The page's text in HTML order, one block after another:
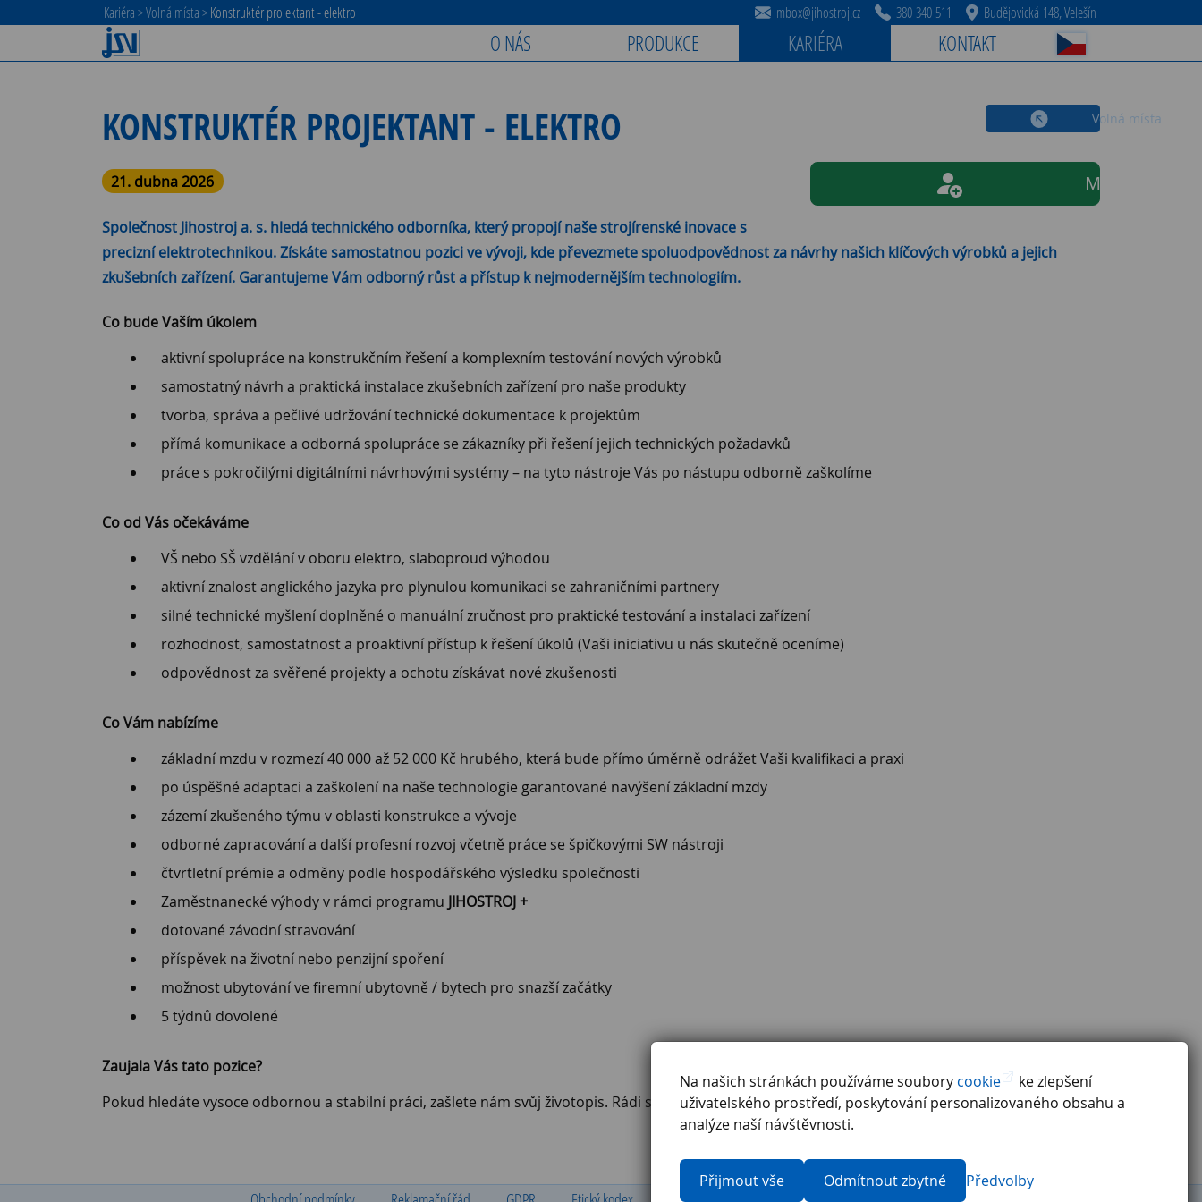
Na našich stránkách používáme soubory cookie
ke zlepšení
uživatelského prostředí, poskytování personalizovaného obsahu a
analýze naší návštěvnosti.
Přijmout vše Odmítnout zbytné Předvolby
Kariéra >Volná místa >Konstruktér projektant - elektro mbox@jihostroj.cz 380 340 511 Budějovická 148, Velešín
O NÁS PRODUKCE KARIÉRA KONTAKT
Volná místa
KONSTRUKTÉR PROJEKTANT - ELEKTRO
Mám zájem
21. dubna 2026
Společnost Jihostroj a. s. hledá technického odborníka, který propojí naše strojírenské inovace s
precizní elektrotechnikou. Získáte samostatnou pozici ve vývoji, kde převezmete spoluodpovědnost za návrhy našich klíčových výrobků a jejich
zkušebních zařízení. Garantujeme Vám odborný růst a přístup k nejmodernějším technologiím.
Co bude Vaším úkolem
aktivní spolupráce na konstrukčním řešení a komplexním testování nových výrobků
samostatný návrh a praktická instalace zkušebních zařízení pro naše produkty
tvorba, správa a pečlivé udržování technické dokumentace k projektům
přímá komunikace a odborná spolupráce se zákazníky při řešení jejich technických požadavků
práce s pokročilými digitálními návrhovými systémy – na tyto nástroje Vás po nástupu odborně zaškolíme
Co od Vás očekáváme
VŠ nebo SŠ vzdělání v oboru elektro, slaboproud výhodou
aktivní znalost anglického jazyka pro plynulou komunikaci se zahraničními partnery
silné technické myšlení doplněné o manuální zručnost pro praktické testování a instalaci zařízení
rozhodnost, samostatnost a proaktivní přístup k řešení úkolů (Vaši iniciativu u nás skutečně oceníme)
odpovědnost za svěřené projekty a ochotu získávat nové zkušenosti
Co Vám nabízíme
základní mzdu v rozmezí 40 000 až 52 000 Kč hrubého, která bude přímo úměrně odrážet Vaši kvalifikaci a praxi
po úspěšné adaptaci a zaškolení na naše technologie garantované navýšení základní mzdy
zázemí zkušeného týmu v oblasti konstrukce a vývoje
odborné zapracování a další profesní rozvoj včetně práce se špičkovými SW nástroji
čtvrtletní prémie a odměny podle hospodářského výsledku společnosti
Zaměstnanecké výhody v rámci programu JIHOSTROJ +
dotované závodní stravování
příspěvek na životní nebo penzijní spoření
možnost ubytování ve firemní ubytovně / bytech pro snazší začátky
5 týdnů dovolené
Zaujala Vás tato pozice?
Pokud hledáte vysoce odbornou a stabilní práci, zašlete nám svůj životopis. Rádi se s Vámi setkáme a představíme Vám pozici podrobněji.